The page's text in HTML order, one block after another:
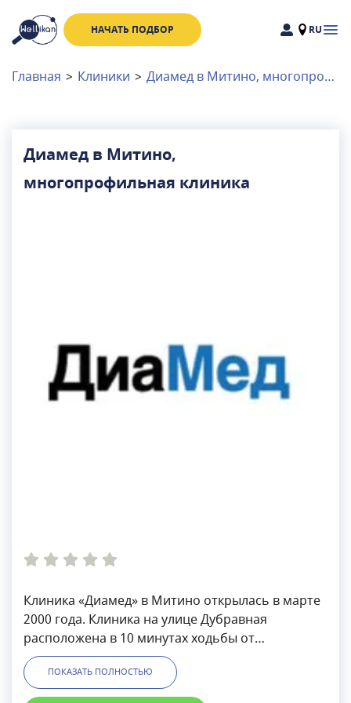
НАЧАТЬ ПОДБОР RU
Доктора
Клиники
Главная > Клиники > Диамед в Митино, многопрофильная клиника
Диамед в Митино,
многопрофильная клиника
Клиника «Диамед» в Митино открылась в марте
2000 года. Клиника на улице Дубравная
расположена в 10 минутах ходьбы от
ст. м.«Митино» и в транспортной доступности от
станций «Пятницкое шоссе», «Тушинская»,
«Планерная». Медицинский центр отличается
ПОКАЗАТЬ ПОЛНОСТЬЮ